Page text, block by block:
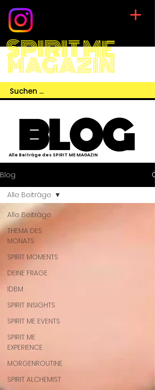
SPIRIT ME
MAGAZIN
BLOG
Alle Beiträge des SPIRIT ME MAGAZIN
Blog
Alle Beiträge
THEMA DES
MONATS
SPIRIT MOMENTS
DEINE FRAGE
IDBM
SPIRIT INSIGHTS
SPIRIT ME EVENTS
SPIRIT ME
EXPERIENCE
MORGENROUTINE
SPIRIT ALCHEMIST
Alle Beiträge